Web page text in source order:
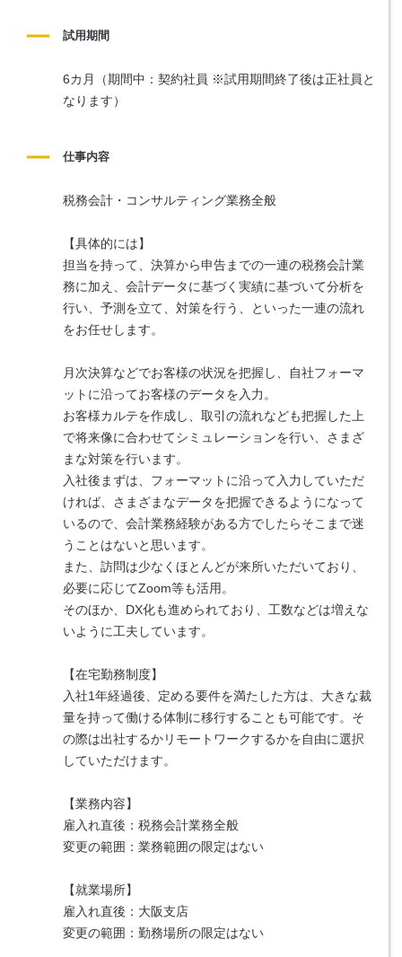
試用期間
6カ月（期間中：契約社員 ※試用期間終了後は正社員と
なります）
仕事内容
税務会計・コンサルティング業務全般
【具体的には】
担当を持って、決算から申告までの一連の税務会計業
務に加え、会計データに基づく実績に基づいて分析を
行い、予測を立て、対策を行う、といった一連の流れ
をお任せします。
月次決算などでお客様の状況を把握し、自社フォーマ
ットに沿ってお客様のデータを入力。
お客様カルテを作成し、取引の流れなども把握した上
で将来像に合わせてシミュレーションを行い、さまざ
まな対策を行います。
入社後まずは、フォーマットに沿って入力していただ
ければ、さまざまなデータを把握できるようになって
いるので、会計業務経験がある方でしたらそこまで迷
うことはないと思います。
また、訪問は少なくほとんどが来所いただいており、
必要に応じてZoom等も活用。
そのほか、DX化も進められており、工数などは増えな
いように工夫しています。
【在宅勤務制度】
入社1年経過後、定める要件を満たした方は、大きな裁
量を持って働ける体制に移行することも可能です。そ
の際は出社するかリモートワークするかを自由に選択
していただけます。
【業務内容】
雇入れ直後：税務会計業務全般
変更の範囲：業務範囲の限定はない
【就業場所】
雇入れ直後：大阪支店
変更の範囲：勤務場所の限定はない